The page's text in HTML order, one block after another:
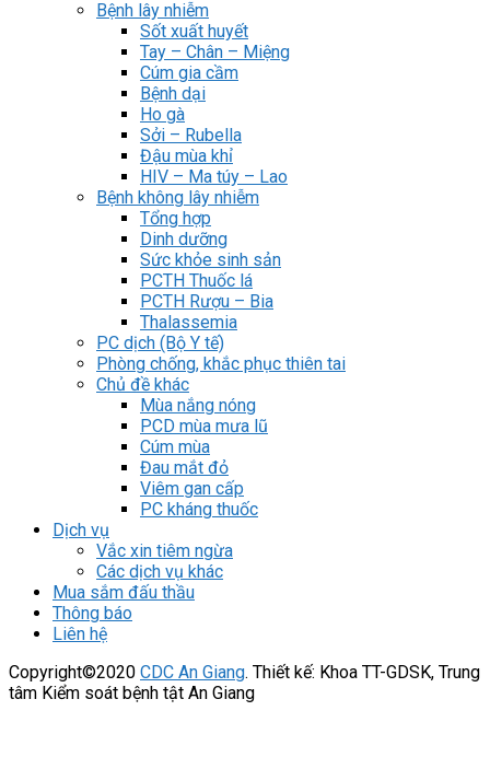
Bệnh lây nhiễm
Sốt xuất huyết
Tay – Chân – Miệng
Cúm gia cầm
Bệnh dại
Ho gà
Sởi – Rubella
Đậu mùa khỉ
HIV – Ma túy – Lao
Bệnh không lây nhiễm
Tổng hợp
Dinh dưỡng
Sức khỏe sinh sản
PCTH Thuốc lá
PCTH Rượu – Bia
Thalassemia
PC dịch (Bộ Y tế)
Phòng chống, khắc phục thiên tai
Chủ đề khác
Mùa nắng nóng
PCD mùa mưa lũ
Cúm mùa
Đau mắt đỏ
Viêm gan cấp
PC kháng thuốc
Dịch vụ
Vắc xin tiêm ngừa
Các dịch vụ khác
Mua sắm đấu thầu
Thông báo
Liên hệ
Copyright©2020 CDC An Giang. Thiết kế: Khoa TT-GDSK, Trung
tâm Kiểm soát bệnh tật An Giang